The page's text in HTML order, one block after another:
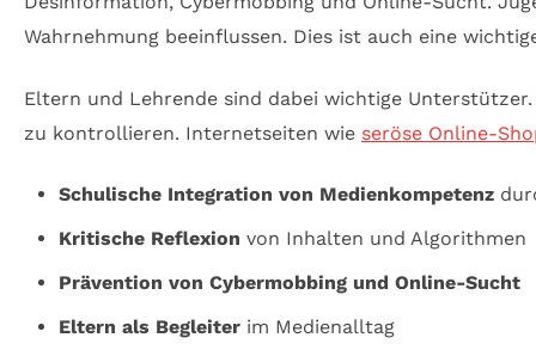
Wahrnehmung beeinflussen. Dies ist auch eine
Eltern und Lehrende sind dabei wichtige
zu kontrollieren. Internetseiten wie seröse Online-
Schulische Integration von Medienkompetenz
Kritische Reflexion von Inhalten und Algorithmen
Prävention von Cybermobbing und Online-Sucht
Eltern als Begleiterim Medienalltag